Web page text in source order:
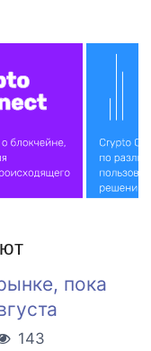
пока
143